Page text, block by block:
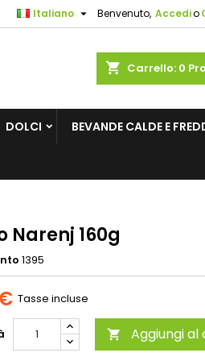
Benvenuto, Accedio
Italiano 
shopping_cart Carrello: 0
DOLCI BEVANDE CALDE E
Narenj 160g
1395
Tasse incluse
 Aggiungi al